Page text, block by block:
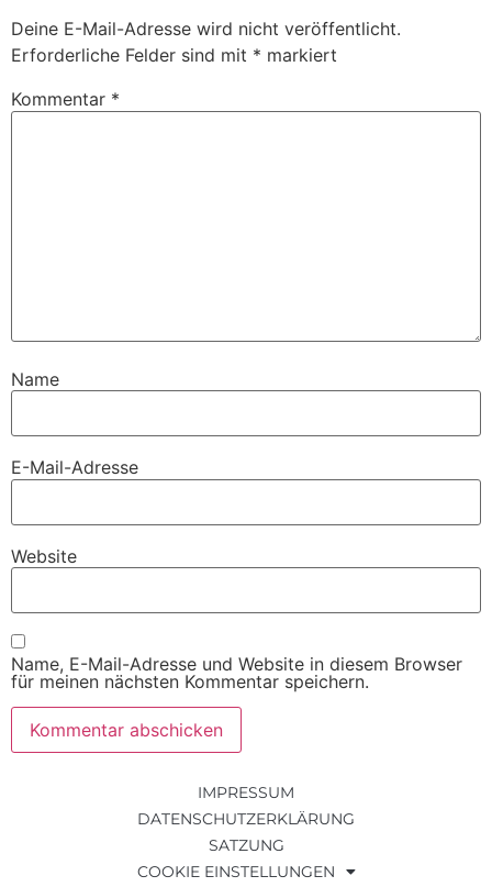
Deine E-Mail-Adresse wird nicht veröffentlicht.
Erforderliche Felder sind mit * markiert
Kommentar *
Name
E-Mail-Adresse
Website
Name, E-Mail-Adresse und Website in diesem Browser
für meinen nächsten Kommentar speichern.
IMPRESSUM
DATENSCHUTZERKLÄRUNG
SATZUNG
COOKIE EINSTELLUNGEN